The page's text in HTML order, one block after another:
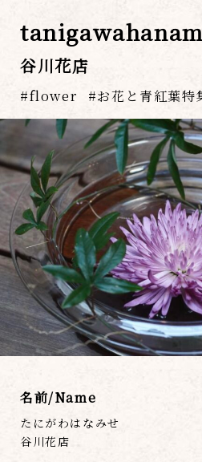
谷川花店
flower お花と青紅葉特
名前/Name
たにがわはなみせ
谷川花店